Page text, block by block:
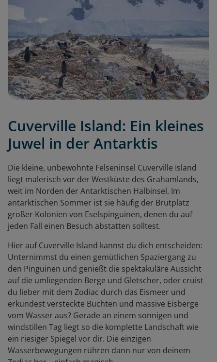
Cuverville Island: Ein kleines
Juwel in der Antarktis
Die kleine, unbewohnte Felseninsel Cuverville Island
liegt malerisch vor der Westküste des Grahamlands,
weit im Norden der Antarktischen Halbinsel. Im
antarktischen Sommer ist sie häufig der Brutplatz
großer Kolonien von Eselspinguinen, denen du auf
jeden Fall einen Besuch abstatten solltest.
Hier auf Cuverville Island kannst du dich entscheiden:
Unternimmst du einen gemütlichen Spaziergang zu
den Pinguinen und genießt die spektakuläre Aussicht
auf die umliegenden Berge und Gletscher, oder cruist
du lieber mit dem Zodiac durch das Eismeer und
erkundest versteckte Buchten und massive Eisberge
vom Wasser aus? Gerade an einem sonnigen und
windstillen Tag liegt so die komplette Landschaft wie
ein riesiger Spiegel vor dir. Die einzigen
Wasserbewegungen rühren dann nur von deinem